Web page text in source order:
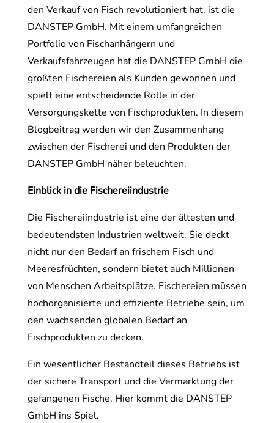
den Verkauf von Fisch revolutioniert hat, ist die
DANSTEP GmbH. Mit einem umfangreichen
Portfolio von Fischanhängern und
Verkaufsfahrzeugen hat die DANSTEP GmbH die
größten Fischereien als Kunden gewonnen und
spielt eine entscheidende Rolle in der
Versorgungskette von Fischprodukten. In diesem
Blogbeitrag werden wir den Zusammenhang
zwischen der Fischerei und den Produkten der
DANSTEP GmbH näher beleuchten.
Einblick in die Fischereiindustrie
Die Fischereiindustrie ist eine der ältesten und
bedeutendsten Industrien weltweit. Sie deckt
nicht nur den Bedarf an frischem Fisch und
Meeresfrüchten, sondern bietet auch Millionen
von Menschen Arbeitsplätze. Fischereien müssen
hochorganisierte und effiziente Betriebe sein, um
den wachsenden globalen Bedarf an
Fischprodukten zu decken.
Ein wesentlicher Bestandteil dieses Betriebs ist
der sichere Transport und die Vermarktung der
gefangenen Fische. Hier kommt die DANSTEP
GmbH ins Spiel.